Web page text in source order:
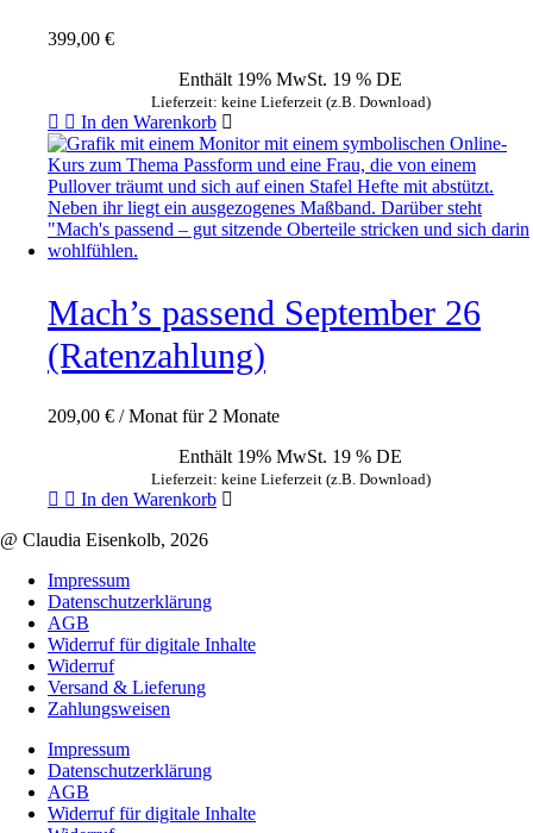
399,00 €
Enthält 19% MwSt. 19 % DE
Lieferzeit: keine Lieferzeit (z.B. Download)
In den Warenkorb
Mach’s passend September 26
(Ratenzahlung)
209,00 € / Monat für 2 Monate
Enthält 19% MwSt. 19 % DE
Lieferzeit: keine Lieferzeit (z.B. Download)
In den Warenkorb
@ Claudia Eisenkolb, 2026
Impressum
Datenschutzerklärung
AGB
Widerruf für digitale Inhalte
Widerruf
Versand & Lieferung
Zahlungsweisen
Impressum
Datenschutzerklärung
AGB
Widerruf für digitale Inhalte